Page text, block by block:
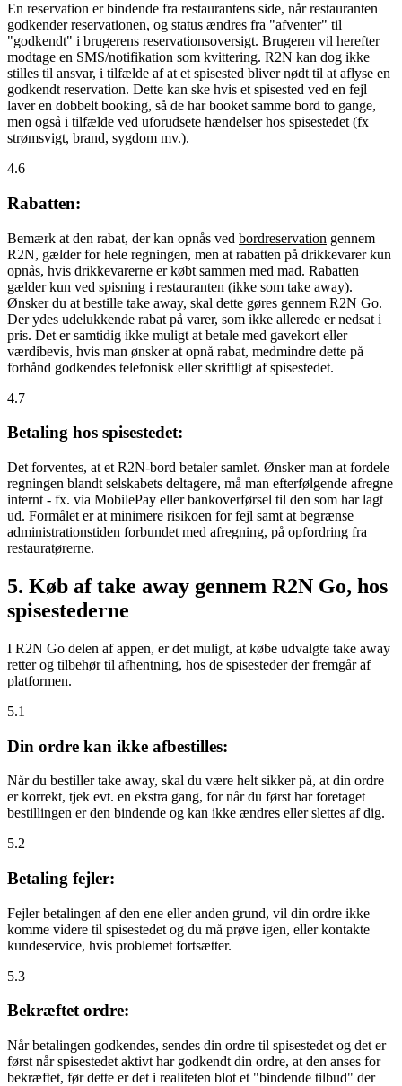
En reservation er bindende fra restaurantens side, når restauranten
godkender reservationen, og status ændres fra "afventer" til
"godkendt" i brugerens reservationsoversigt. Brugeren vil herefter
modtage en SMS/notifikation som kvittering. R2N kan dog ikke
stilles til ansvar, i tilfælde af at et spisested bliver nødt til at aflyse en
godkendt reservation. Dette kan ske hvis et spisested ved en fejl
laver en dobbelt booking, så de har booket samme bord to gange,
men også i tilfælde ved uforudsete hændelser hos spisestedet (fx
strømsvigt, brand, sygdom mv.).
4.6
Rabatten:
Bemærk at den rabat, der kan opnås ved bordreservation gennem
R2N, gælder for hele regningen, men at rabatten på drikkevarer kun
opnås, hvis drikkevarerne er købt sammen med mad. Rabatten
gælder kun ved spisning i restauranten (ikke som take away).
Ønsker du at bestille take away, skal dette gøres gennem R2N Go.
Der ydes udelukkende rabat på varer, som ikke allerede er nedsat i
pris. Det er samtidig ikke muligt at betale med gavekort eller
værdibevis, hvis man ønsker at opnå rabat, medmindre dette på
forhånd godkendes telefonisk eller skriftligt af spisestedet.
4.7
Betaling hos spisestedet:
Det forventes, at et R2N-bord betaler samlet. Ønsker man at fordele
regningen blandt selskabets deltagere, må man efterfølgende afregne
internt - fx. via MobilePay eller bankoverførsel til den som har lagt
ud. Formålet er at minimere risikoen for fejl samt at begrænse
administrationstiden forbundet med afregning, på opfordring fra
restauratørerne.
5. Køb af take away gennem R2N Go, hos
spisestederne
I R2N Go delen af appen, er det muligt, at købe udvalgte take away
retter og tilbehør til afhentning, hos de spisesteder der fremgår af
platformen.
5.1
Din ordre kan ikke afbestilles:
Når du bestiller take away, skal du være helt sikker på, at din ordre
er korrekt, tjek evt. en ekstra gang, for når du først har foretaget
bestillingen er den bindende og kan ikke ændres eller slettes af dig.
5.2
Betaling fejler:
Fejler betalingen af den ene eller anden grund, vil din ordre ikke
komme videre til spisestedet og du må prøve igen, eller kontakte
kundeservice, hvis problemet fortsætter.
5.3
Bekræftet ordre:
Når betalingen godkendes, sendes din ordre til spisestedet og det er
først når spisestedet aktivt har godkendt din ordre, at den anses for
bekræftet, før dette er det i realiteten blot et "bindende tilbud" der